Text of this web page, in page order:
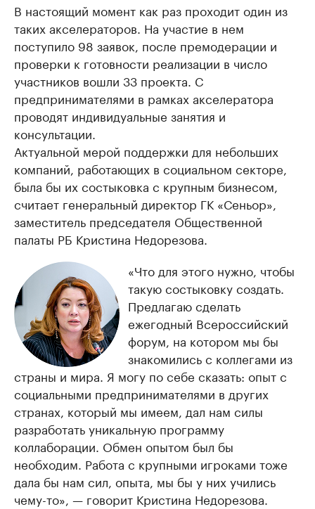
В настоящий момент как раз проходит один из
таких акселераторов. На участие в нем
поступило 98 заявок, после премодерации и
проверки к готовности реализации в число
участников вошли 33 проекта. С
предпринимателями в рамках акселератора
проводят индивидуальные занятия и
консультации.
Актуальной мерой поддержки для небольших
компаний, работающих в социальном секторе,
была бы их состыковка с крупным бизнесом,
считает генеральный директор ГК «Сеньор»,
заместитель председателя Общественной
палаты РБ Кристина Недорезова.
«Что для этого нужно, чтобы
такую состыковку создать.
Предлагаю сделать
ежегодный Всероссийский
форум, на котором мы бы
знакомились с коллегами из
страны и мира. Я могу по себе сказать: опыт с
социальными предпринимателями в других
странах, который мы имеем, дал нам силы
разработать уникальную программу
коллаборации. Обмен опытом был бы
необходим. Работа с крупными игроками тоже
дала бы нам сил, опыта, мы бы у них учились
чему-то», — говорит Кристина Недорезова.